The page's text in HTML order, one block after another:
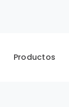
Productos